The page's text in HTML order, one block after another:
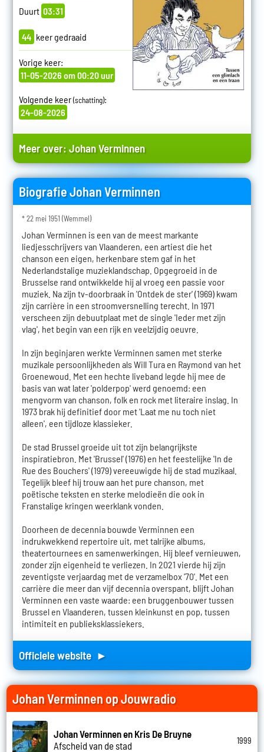
Duurt 03:31
44 keer gedraaid
Vorige keer:
11-05-2026 om 00:20 uur
Volgende keer(schatting):
24-08-2026
Meer over:Johan Verminnen
Biografie Johan Verminnen
* 22 mei 1951 (Wemmel)
Johan Verminnen is een van de meest markante
liedjesschrijvers van Vlaanderen, een artiest die het
chanson een eigen, herkenbare stem gaf in het
Nederlandstalige muzieklandschap. Opgegroeid in de
Brusselse rand ontwikkelde hij al vroeg een passie voor
muziek. Na zijn tv-doorbraak in 'Ontdek de ster' (1969) kwam
zijn carrière in een stroomversnelling terecht. In 1971
verscheen zijn debuutplaat met de single 'Ieder met zijn
vlag', het begin van een rijk en veelzijdig oeuvre.
In zijn beginjaren werkte Verminnen samen met sterke
muzikale persoonlijkheden als Will Tura en Raymond van het
Groenewoud. Met een hechte liveband legde hij mee de
basis van wat later 'polderpop' werd genoemd: een
mengvorm van chanson, folk en rock met literaire inslag. In
1973 brak hij definitief door met 'Laat me nu toch niet
alleen', een tijdloze klassieker.
De stad Brussel groeide uit tot zijn belangrijkste
inspiratiebron. Met 'Brussel' (1976) en het feestelijke 'In de
Rue des Bouchers' (1979) vereeuwigde hij de stad muzikaal.
Tegelijk bleef hij trouw aan het pure chanson, met
poëtische teksten en sterke melodieën die ook in
Franstalige kringen weerklank vonden.
Doorheen de decennia bouwde Verminnen een
indrukwekkend repertoire uit, met talrijke albums,
theatertournees en samenwerkingen. Hij bleef vernieuwen,
zonder zijn eigenheid te verliezen. In 2021 vierde hij zijn
zeventigste verjaardag met de verzamelbox '70'. Met een
carrière die meer dan vijf decennia overspant, blijft Johan
Verminnen een vaste waarde: een bruggenbouwer tussen
Brussel en Vlaanderen, tussen kleinkunst en pop, tussen
intimiteit en publieksklassiekers.
Officiele website ►
Johan Verminnen op Jouwradio
Johan Verminnen en Kris De Bruyne
Afscheid van de stad
1999